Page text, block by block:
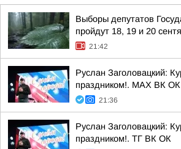
Выборы депутатов
пройдут 18, 19 и 20
21:42
Руслан Заголовацкий:
праздником!. MAX ВК ОК
21:36
Руслан Заголовацкий:
праздником!. ТГ ВК ОК